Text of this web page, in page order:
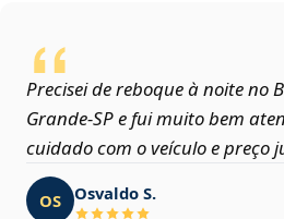
Precisei de reboque à noite no
Grande‑SP e fui muito bem
cuidado com o veículo e preço
OS Osvaldo S.